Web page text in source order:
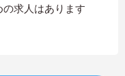
求人はあります